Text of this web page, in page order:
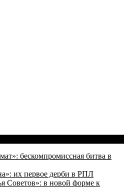
бескомпромиссная битва в
их первое дерби в РПЛ
Советов»: в новой форме к